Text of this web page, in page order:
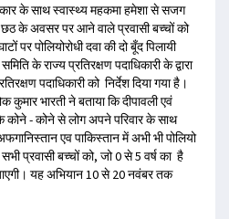
के साथ स्वास्थ्य महकमा हमेशा से सजग
छठ के अवसर पर आने वाले प्रवासी बच्चों को
पोलियोरोधी दवा की दो बूँद पिलायी
के राज्य प्रतिरक्षण पदाधिकारी के द्वारा
पदाधिकारी को निर्देश दिया गया है।
कुमार भारती ने बताया कि दीपावली एवं
- कोने से लोग अपने परिवार के साथ
एव पाकिस्तान में अभी भी पोलियो
प्रवासी बच्चों को, जो 0 से 5 वर्ष का है
जाएगी। यह अभियान 10 से 20 नवंबर तक